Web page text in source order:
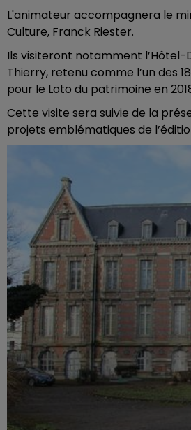
L'animateur accompagnera le
Culture, Franck Riester.
Ils visiteront notamment l’Hôtel-
Thierry, retenu comme l’un des
pour le Loto du patrimoine en
Cette visite sera suivie de la
projets emblématiques de